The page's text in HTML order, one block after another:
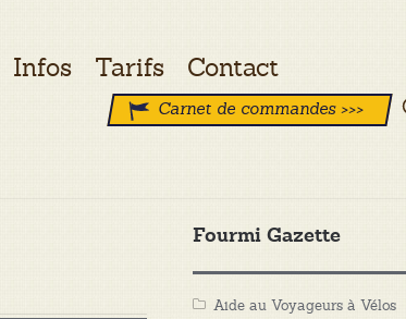
Infos Tarifs Contact
Carnet de commandes >>>
Fourmi Gazette
Aide au Voyageurs à Vélos